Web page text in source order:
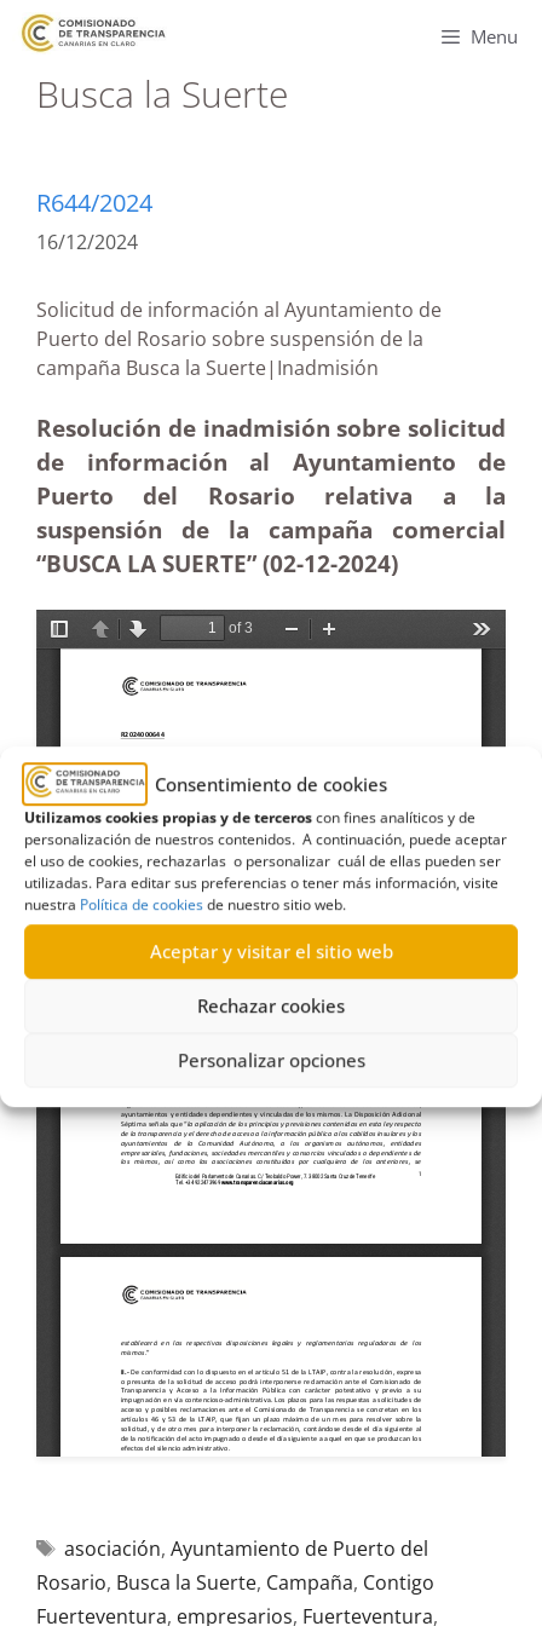
Consentimiento de cookies
Utilizamos cookies propias y de terceroscon fines analíticos y de
personalización de nuestros contenidos. A continuación, puede aceptar
el uso de cookies, rechazarlas o personalizar cuál de ellas pueden ser
utilizadas. Para editar sus preferencias o tener más información, visite
nuestra Política de cookiesde nuestro sitio web.
Aceptar y visitar el sitio web
Rechazar cookies
Personalizar opciones
Menu
Busca la Suerte
R644/2024
16/12/2024
Solicitud de información al Ayuntamiento de
Puerto del Rosario sobre suspensión de la
campaña Busca la Suerte|Inadmisión
Resolución de inadmisión sobre solicitud
de información al Ayuntamiento de
Puerto del Rosario relativa a la
suspensión de la campaña comercial
“BUSCA LA SUERTE” (02-12-2024)
asociación, Ayuntamiento de Puerto del
Rosario, Busca la Suerte, Campaña, Contigo
Fuerteventura, empresarios, Fuerteventura,